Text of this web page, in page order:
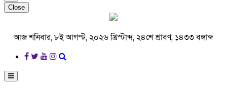
Close
আজ শনিবার, ৮ই আগস্ট, ২০২৬ খ্রিস্টাব্দ, ২৪শে শ্রাবণ, ১৪৩৩ বঙ্গাব্দ